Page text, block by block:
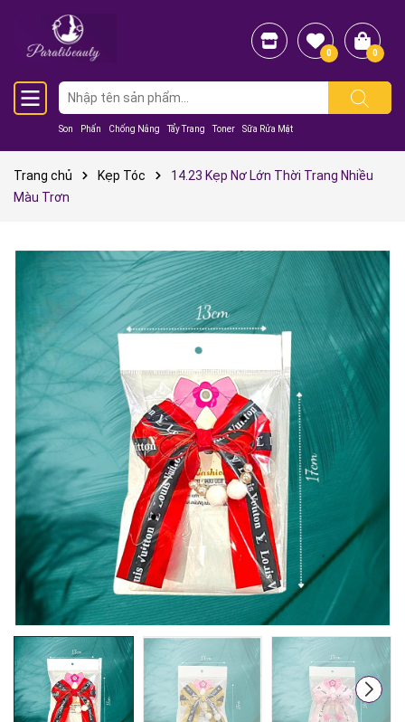
Son Phấn Chống Nắng Tẩy Trang Toner Sữa Rửa Mặt
0 0
Trang chủ Kẹp Tóc
14.23 Kẹp Nơ Lớn Thời Trang Nhiều
Màu Trơn
Mã giảm giá:
Ngày hết hạn:
Điều kiện: